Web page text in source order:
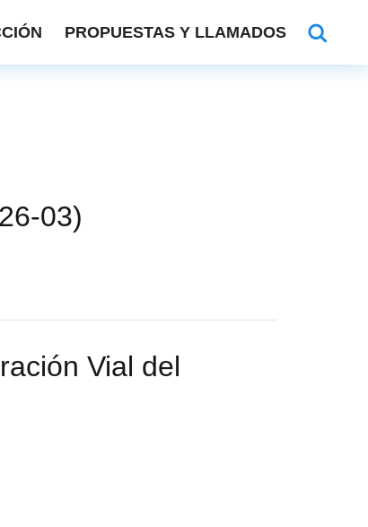
PROPUESTAS Y LLAMADOS
03)
Vial del